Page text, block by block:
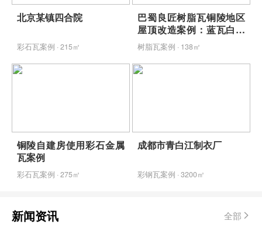
北京某镇四合院
彩石瓦案例 · 215㎡
巴蜀良匠树脂瓦铜陵地区
屋顶改造案例：蓝瓦白墙
映青山，包工包料省心焕
新
树脂瓦案例 · 138㎡
铜陵自建房使用彩石金属
瓦案例
彩石瓦案例 · 275㎡
成都市青白江制衣厂
彩钢瓦案例 · 3200㎡
新闻资讯 全部